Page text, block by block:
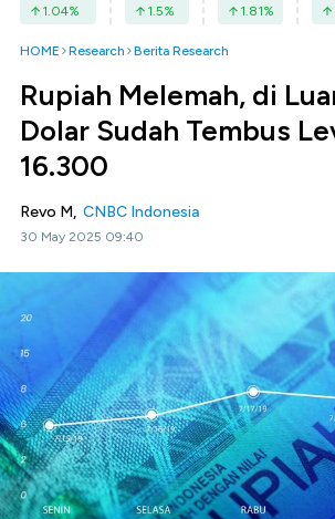
1.04% 1.5% 1.81%
HOME Research Berita Research
Rupiah Melemah, di
Dolar Sudah Tembus
16.300
Revo M, CNBC Indonesia
30 May 2025 09:40